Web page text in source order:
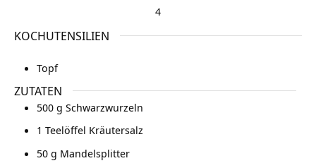
4
KOCHUTENSILIEN
Topf
ZUTATEN
500 g Schwarzwurzeln
1 Teelöffel Kräutersalz
50 g Mandelsplitter